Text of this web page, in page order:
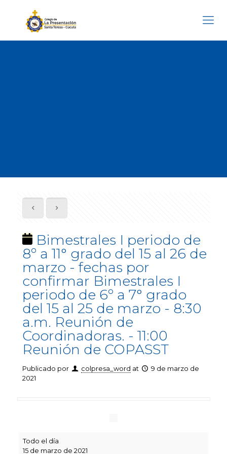
Bimestrales I periodo de
8º a 11° grado del 15 al 26 de
marzo - fechas por
confirmar Bimestrales I
periodo de 6º a 7° grado
del 15 al 25 de marzo - 8:30
a.m. Reunión de
Coordinadoras. - 11:00
Reunión de COPASST
Publicado por colpresa_word at
9 de marzo de
2021
Todo el día
15 de marzo de 2021